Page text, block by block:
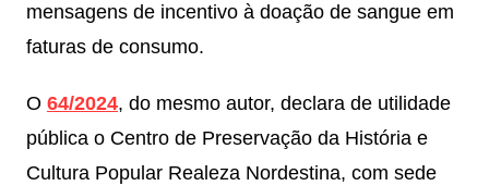
mensagens de incentivo à doação de sangue em
faturas de consumo.
O 64/2024, do mesmo autor, declara de utilidade
pública o Centro de Preservação da História e
Cultura Popular Realeza Nordestina, com sede